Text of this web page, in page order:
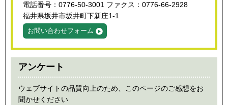
電話番号：0776-50-3001 ファクス：0776-66-2928
福井県坂井市坂井町下新庄1-1
お問い合わせフォーム
アンケート
ウェブサイトの品質向上のため、このページのご感想をお
聞かせください